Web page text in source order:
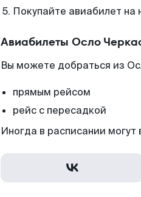
Покупайте авиабилет на
Авиабилеты Осло
Вы можете добраться из
прямым рейсом
рейс с пересадкой
Иногда в расписании